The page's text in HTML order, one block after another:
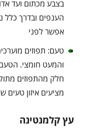
בצבע מכתום ועד
הענפים ובדרך כלל
אפשר לפני
טעם: תפוזים
והמעט חומצי.
חלק מהתפוזים
מציעים איזון טעים
עץ קלמנטינה